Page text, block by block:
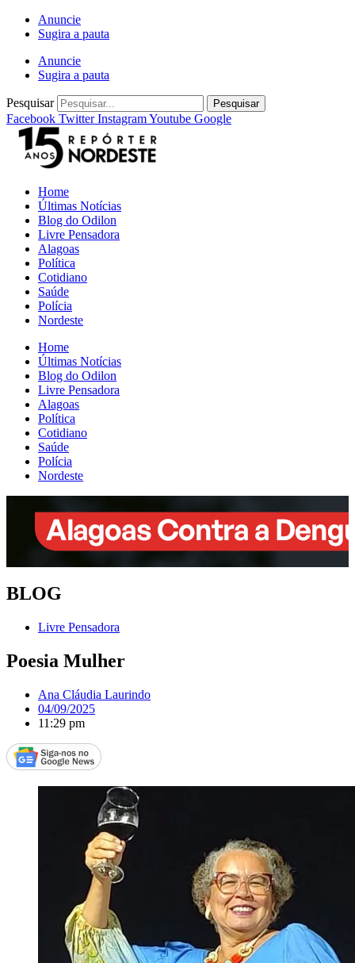
para
conteúdo
Anuncie
Sugira a pauta
Anuncie
Sugira a pauta
Pesquisar Pesquisar
Facebook Twitter InstagramYoutube Google
Home
Últimas Notícias
Blog do Odilon
Livre Pensadora
Alagoas
Política
Cotidiano
Saúde
Polícia
Nordeste
Home
Últimas Notícias
Blog do Odilon
Livre Pensadora
Alagoas
Política
Cotidiano
Saúde
Polícia
Nordeste
BLOG
Livre Pensadora
Poesia Mulher
Ana Cláudia Laurindo
04/09/2025
11:29 pm